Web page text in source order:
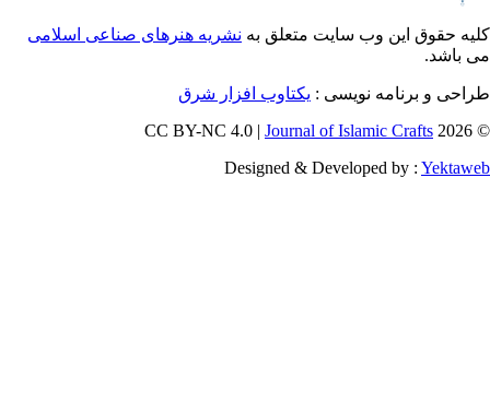
این وب سایت متعلق بهنشریه هنرهای صناعی اسلامی
نویسی : یکتاوب افزار شرق
Journal of Islamic
Designed & Developed by :